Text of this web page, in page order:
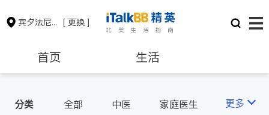
宾夕法尼亚州 [ 更换 ]
首页 生活
分类 全部 中医
家庭医生
更多